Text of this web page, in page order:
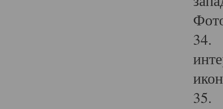
34.
35.